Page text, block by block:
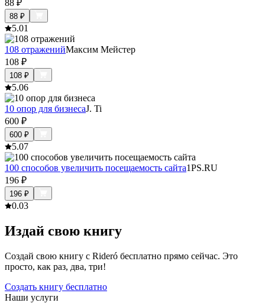
88 ₽
88 ₽
5.01
108 отраженийМаксим Мейстер
108 ₽
108 ₽
5.06
10 опор для бизнесаJ. Ti
600 ₽
600 ₽
5.07
100 способов увеличить посещаемость сайта1PS.RU
196 ₽
196 ₽
0.03
Издай свою книгу
Создай свою книгу с Rideró бесплатно прямо сейчас. Это
просто, как раз, два, три!
Создать книгу бесплатно
Наши услуги